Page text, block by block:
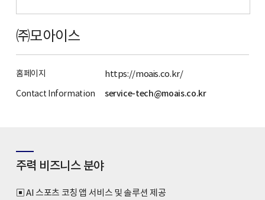
㈜모아이스
홈페이지 https://moais.co.kr/
Contact Information service-tech@moais.co.kr
주력 비즈니스 분야
▣ AI 스포츠 코칭 앱 서비스 및 솔루션 제공